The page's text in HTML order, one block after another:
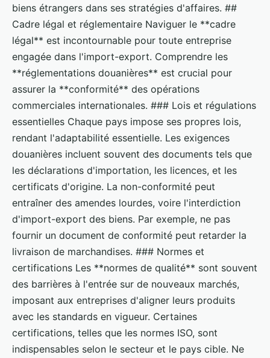
biens étrangers dans ses stratégies d'affaires. ##
Cadre légal et réglementaire Naviguer le **cadre
légal** est incontournable pour toute entreprise
engagée dans l'import-export. Comprendre les
**réglementations douanières** est crucial pour
assurer la **conformité** des opérations
commerciales internationales. ### Lois et régulations
essentielles Chaque pays impose ses propres lois,
rendant l'adaptabilité essentielle. Les exigences
douanières incluent souvent des documents tels que
les déclarations d'importation, les licences, et les
certificats d'origine. La non-conformité peut
entraîner des amendes lourdes, voire l'interdiction
d'import-export des biens. Par exemple, ne pas
fournir un document de conformité peut retarder la
livraison de marchandises. ### Normes et
certifications Les **normes de qualité** sont souvent
des barrières à l'entrée sur de nouveaux marchés,
imposant aux entreprises d'aligner leurs produits
avec les standards en vigueur. Certaines
certifications, telles que les normes ISO, sont
indispensables selon le secteur et le pays cible. Ne